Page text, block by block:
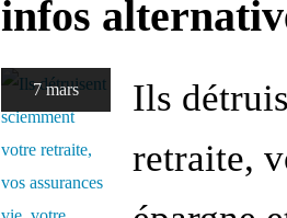
infos
7 mars
Ils
retraite,